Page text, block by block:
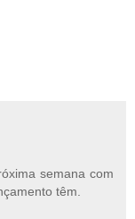
semana com
têm.